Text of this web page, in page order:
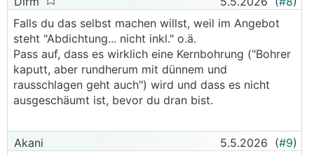
Falls du das selbst machen willst, weil im Angebot
steht "Abdichtung... nicht inkl." o.ä.
Pass auf, dass es wirklich eine Kernbohrung ("Bohrer
kaputt, aber rundherum mit dünnem und
rausschlagen geht auch") wird und dass es nicht
ausgeschäumt ist, bevor du dran bist.
Akani 5.5.2026 (#9)